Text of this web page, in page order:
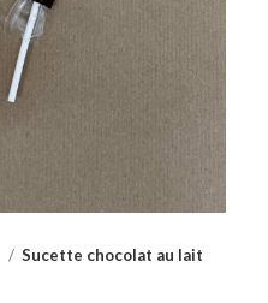
Sucette chocolat au lait